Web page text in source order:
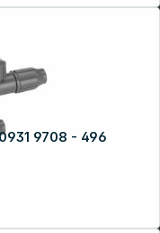
9708 - 496